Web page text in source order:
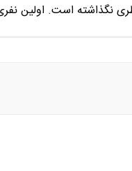
نگذاشته است. اولین